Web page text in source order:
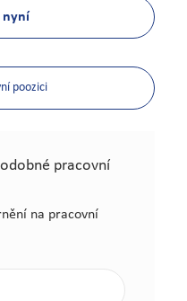
nyní
poozici
pracovní
na pracovní